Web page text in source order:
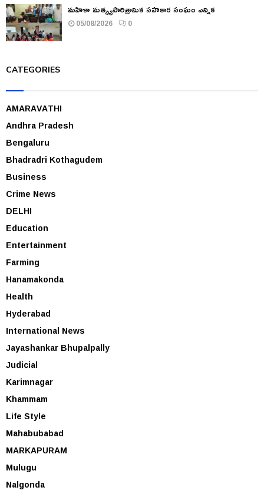
మహిళా మత్స్యపారిశ్రామిక సహకార సంఘం ఎన్నిక
05/08/2026 0
CATEGORIES
AMARAVATHI
Andhra Pradesh
Bengaluru
Bhadradri Kothagudem
Business
Crime News
DELHI
Education
Entertainment
Farming
Hanamakonda
Health
Hyderabad
International News
Jayashankar Bhupalpally
Judicial
Karimnagar
Khammam
Life Style
Mahabubabad
MARKAPURAM
Mulugu
Nalgonda